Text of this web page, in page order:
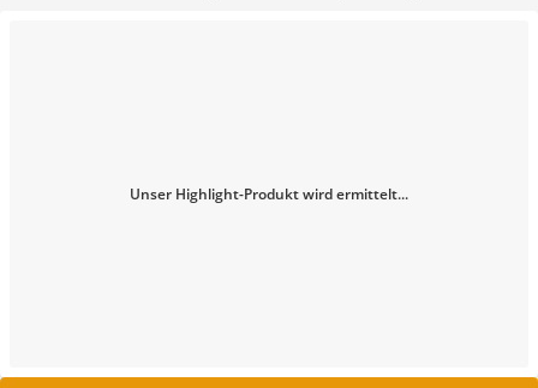
Unser Highlight-Produkt wird ermittelt...